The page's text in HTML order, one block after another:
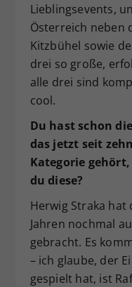
Lieblingsevents,
Österreich neben
Kitzbühel sowie
drei so große,
alle drei sind
cool.
Du hast schon
das jetzt seit
Kategorie
du diese?
Herwig Straka
Jahren nochmal
gebracht. Es
– ich glaube, der
gespielt hat, ist